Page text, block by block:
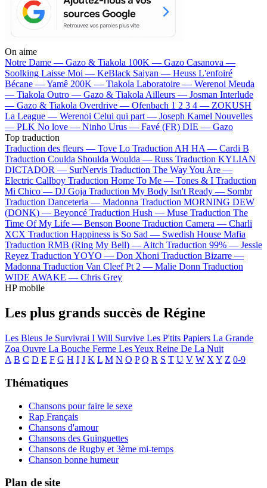
On aime
Notre Dame — Gazo & Tiakola 100K — Gazo Casanova —
Soolking Laisse Moi — KeBlack Saiyan — Heuss L'enfoiré
Bécane —Yamê 200K — Tiakola Laboratoire — Werenoi Meuda
— Tiakola Outro — Gazo & Tiakola Ailleurs — Josman Interlude
— Gazo & Tiakola Overdrive — Ofenbach 1 2 3 4 — ZOKUSH
La League — Werenoi Celui qui part — Joseph Kamel Nouvelles
— PLK No love — Ninho Urus — Favé (FR) DIE — Gazo
Top traduction
Traduction des fleurs — Tove Lo Traduction AH HA — Cardi B
Traduction Coulda Shoulda Woulda — Russ Traduction KYLIAN
DICTADOR — SurNervis Traduction The Way You Are —
Electric Callboy Traduction Home To Me — Tones & I Traduction
Mi Chico — DJ Goja Traduction My Body Isn't Ready — Sombr
Traduction Danceteria — Madonna Traduction MORNING DEW
(DONK) — Beyoncé Traduction Hush — Muse Traduction The
Time Of My Life — Benson Boone Traduction Camera — Charli
XCX Traduction Happiness is So Sad — Swedish House Mafia
Traduction RMB (Ring My Bell) — Aitch Traduction 99% — Jessie
Reyez Traduction YOYO — Don Xhoni Traduction Bizarre —
Madonna Traduction Van Cleef Pt 2 — Malie Donn Traduction
WIDE AWAKE — Chris Grey
HP mobile
Les plus grands succès de Régine
Les Bleus Je Survivrai I Will Survive Les P'tits Papiers La Grande
Zoa Ouvre La Bouche Ferme Les Yeux Reine De La Nuit
A B C D E F G H I J K L M N O P Q R S T U V W X Y Z 0-9
Thématiques
Chansons pour faire le sexe
Rap Français
Chansons d'amour
Chansons des Guinguettes
Chansons de Rugby et 3ème mi-temps
Chanson bonne humeur
Plan de site